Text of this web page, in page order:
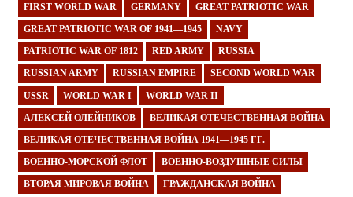
FIRST WORLD WAR GERMANY GREAT PATRIOTIC WAR
GREAT PATRIOTIC WAR OF 1941—1945 NAVY
PATRIOTIC WAR OF 1812 RED ARMY RUSSIA
RUSSIAN ARMY RUSSIAN EMPIRE SECOND WORLD WAR
USSR WORLD WAR I WORLD WAR II
АЛЕКСЕЙ ОЛЕЙНИКОВ ВЕЛИКАЯ ОТЕЧЕСТВЕННАЯ ВОЙНА
ВЕЛИКАЯ ОТЕЧЕСТВЕННАЯ ВОЙНА 1941—1945 ГГ.
ВОЕННО-МОРСКОЙ ФЛОТ ВОЕННО-ВОЗДУШНЫЕ СИЛЫ
ВТОРАЯ МИРОВАЯ ВОЙНА ГРАЖДАНСКАЯ ВОЙНА